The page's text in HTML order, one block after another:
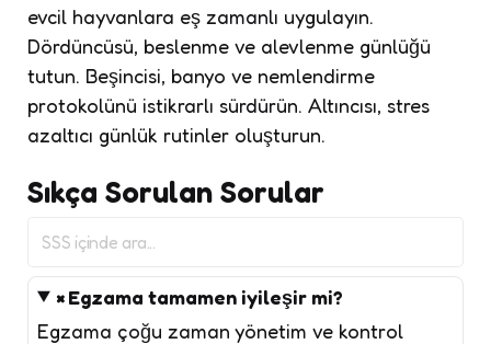
evcil hayvanlara eş zamanlı uygulayın.
Dördüncüsü, beslenme ve alevlenme günlüğü
tutun. Beşincisi, banyo ve nemlendirme
protokolünü istikrarlı sürdürün. Altıncısı, stres
azaltıcı günlük rutinler oluşturun.
Sıkça Sorulan Sorular
içinde
ara
Egzama tamamen iyileşir mi?
Egzama çoğu zaman yönetim ve kontrol